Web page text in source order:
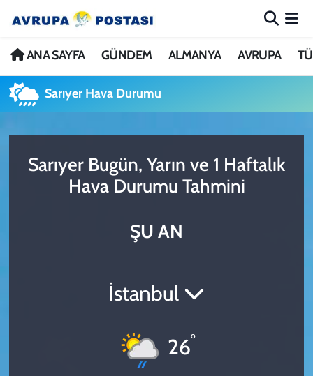
ANA SAYFA GÜNDEM ALMANYA AVRUPA
Sarıyer Hava Durumu
Sarıyer Bugün, Yarın ve 1 Haftalık
Hava Durumu Tahmini
ŞU AN
İstanbul
26°
ANA SAYFA
GÜNDEM
AVRUPA
TÜRKİYE
Nöbetçi Eczaneler
Hava Durumu
Trafik Durumu
Avrupa Ligi Puan Durumu ve Fikstür